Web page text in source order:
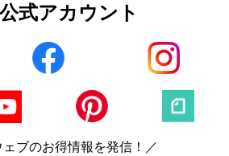
式アカウント
ブのお得情報を発信！／